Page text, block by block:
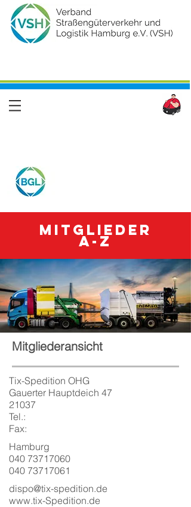
Mitglieder
A-Z
Mitgliederansicht
Tix-Spedition OHG
Gauerter Hauptdeich 47
21037
Tel.:
Fax:
Hamburg
040 73717060
040 73717061
dispo@tix-spedition.de
www.tix-Spedition.de